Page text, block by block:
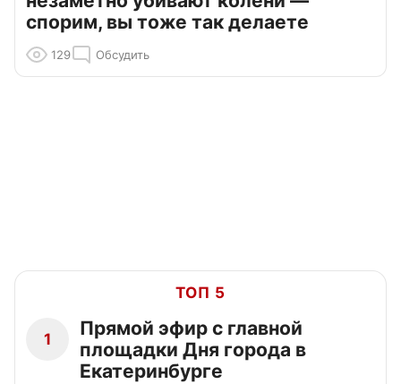
спорим, вы тоже так делаете
129 Обсудить
ТОП 5
1
Прямой эфир с главной
площадки Дня города в
Екатеринбурге